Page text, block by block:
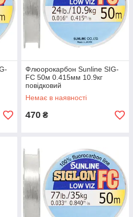
Флюорокарбон Sunline SIG-
FC 50м 0.415мм 10.9кг
повідковий
Немає в наявності
470 ₴